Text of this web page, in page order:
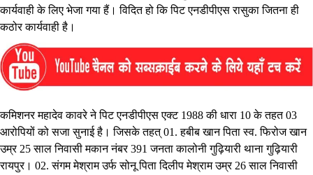
कार्यवाही के लिए भेजा गया हैं। विदित हो कि पिट एनडीपीएस रासुका जितना ही
कठोर कार्यवाही है।
कमिशनर महादेव कावरे ने पिट एनडीपीएस एक्ट 1988 की धारा 10 के तहत 03
आरोपियों को सजा सुनाई है। जिसके तहत् 01. हबीब खान पिता स्व. फिरोज खान
उम्र 25 साल निवासी मकान नंबर 391 जनता कालोनी गुढ़ियारी थाना गुढ़ियारी
रायपुर। 02. संगम मेश्राम उर्फ सोनू पिता दिलीप मेश्राम उम्र 26 साल निवासी